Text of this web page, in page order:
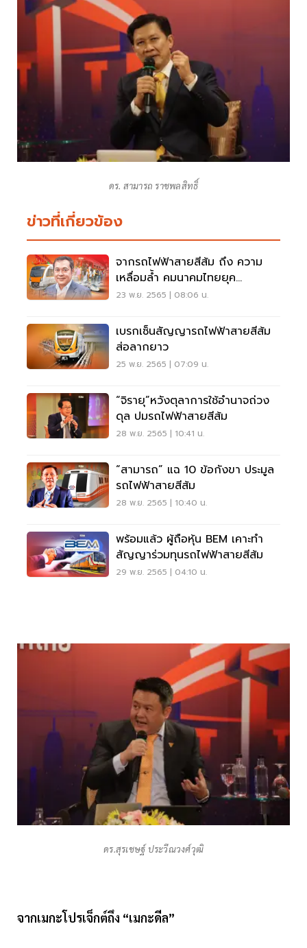
ดร. สามารถ ราชพลสิทธิ์
ข่าวที่เกี่ยวข้อง
จากรถไฟฟ้าสายสีส้ม ถึง ความ
เหลื่อมล้ำ คมนาคมไทยยุค
รัฐบาล”ประยุทธ์”
23 พ.ย. 2565 | 08:06 น.
เบรกเซ็นสัญญารถไฟฟ้าสายสีส้ม
ส่อลากยาว
25 พ.ย. 2565 | 07:09 น.
“จิรายุ”หวังตุลาการใช้อำนาจถ่วง
ดุล ปมรถไฟฟ้าสายสีส้ม
28 พ.ย. 2565 | 10:41 น.
“สามารถ” แฉ 10 ข้อกังขา ประมูล
รถไฟฟ้าสายสีส้ม
28 พ.ย. 2565 | 10:40 น.
พร้อมแล้ว ผู้ถือหุ้น BEM เคาะทำ
สัญญาร่วมทุนรถไฟฟ้าสายสีส้ม
29 พ.ย. 2565 | 04:10 น.
ดร.สุรเชษฐ์ ประวีณวงศ์วุฒิ
จากเมกะโปรเจ็กต์ถึง “เมกะดีล”